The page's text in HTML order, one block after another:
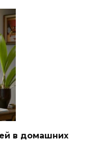
в домашних